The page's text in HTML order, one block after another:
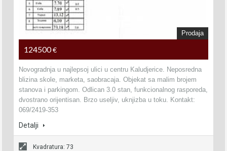
Prodaja
124500€
Novogradnja u najlepsoj ulici u centru Kaludjerice. Neposredna
blizina skole, marketa, saobracaja. Objekat sa malim brojem
stanova i parkingom. Odlican 3.0 stan, funkcionalnog rasporeda,
dvostrano orijentisan. Brzo useljiv, uknjizba u toku. Kontakt:
069/2419-353
Detalji
Kvadratura: 73